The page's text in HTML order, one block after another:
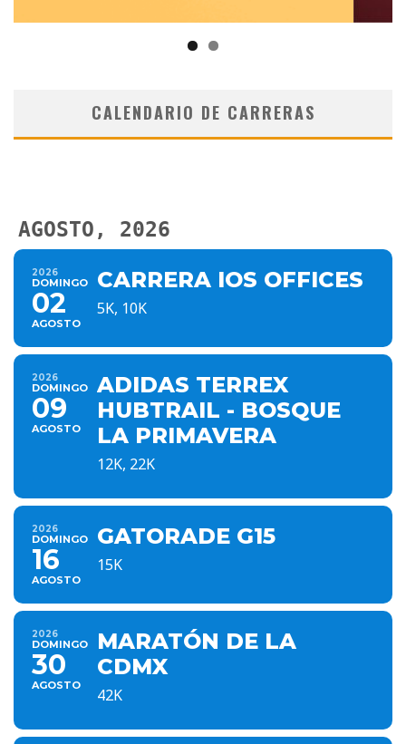
CALENDARIO DE CARRERAS
AGOSTO, 2026
2026
DOMINGO
02
AGOSTO
CARRERA IOS OFFICES
5K, 10K
2026
DOMINGO
09
AGOSTO
ADIDAS TERREX
HUBTRAIL - BOSQUE
LA PRIMAVERA
12K, 22K
2026
DOMINGO
16
AGOSTO
GATORADE G15
15K
2026
DOMINGO
30
AGOSTO
MARATÓN DE LA
CDMX
42K